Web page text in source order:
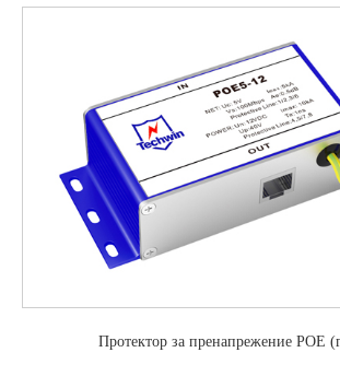
Протектор за пренапрежение POE